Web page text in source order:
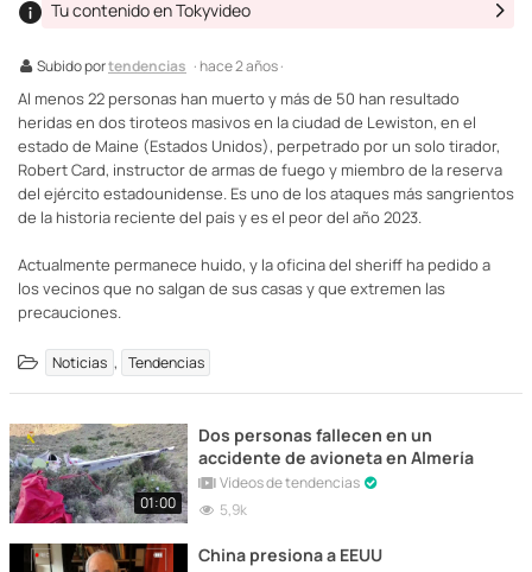
Subido portendencias · hace 2 años ·
Tu contenido en Tokyvideo
Al menos 22 personas han muerto y más de 50 han resultado
heridas en dos tiroteos masivos en la ciudad de Lewiston, en el
estado de Maine (Estados Unidos), perpetrado por un solo tirador,
Robert Card, instructor de armas de fuego y miembro de la reserva
del ejército estadounidense. Es uno de los ataques más sangrientos
de la historia reciente del país y es el peor del año 2023.
Actualmente permanece huido, y la oficina del sheriff ha pedido a
los vecinos que no salgan de sus casas y que extremen las
precauciones.
Noticias , Tendencias
01:00
Dos personas fallecen en un
accidente de avioneta en Almería
Vídeos de tendencias
5,9k
China presiona a EEUU